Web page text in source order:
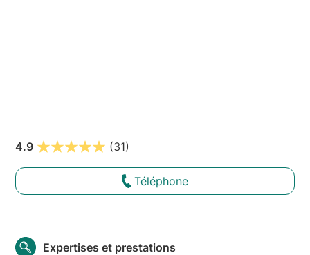
4.9 (31)
Téléphone
Expertises et prestations